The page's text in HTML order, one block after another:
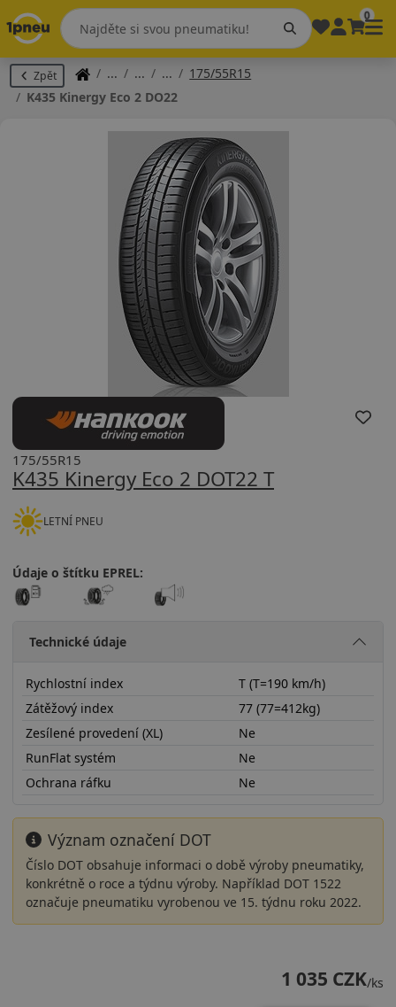
0
Zpět
175/55R15
K435 Kinergy Eco 2 DO22
K435 Kinergy Eco 2 DOT22 T
175/55R15
LETNÍ PNEU
Údaje o štítku EPREL:
Technické údaje
Rychlostní index
T (T=190 km/h)
Zátěžový index
77 (77=412kg)
Zesílené provedení (XL)
Ne
RunFlat systém
Ne
Ochrana ráfku
Ne
Význam označení DOT
Číslo DOT obsahuje informaci o době výroby pneumatiky,
konkrétně o roce a týdnu výroby. Například DOT 1522
označuje pneumatiku vyrobenou ve 15. týdnu roku 2022.
1 035 CZK/ks